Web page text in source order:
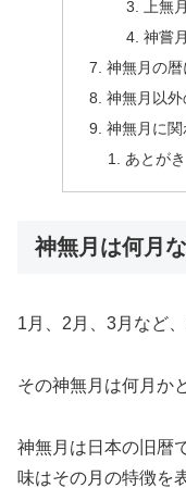
上無
神嘗
神無月の
神無月以
神無月に関
あとがき
神無月は何月
1月、2月、3月など
その神無月は何月か
神無月は日本の旧暦
味はその月の特徴を